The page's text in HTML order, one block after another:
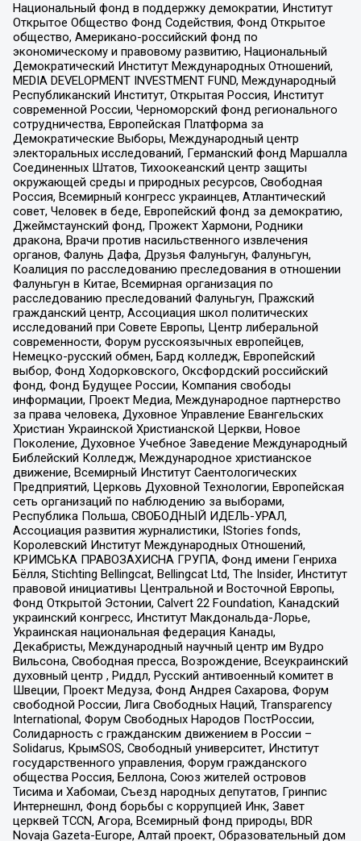
Национальный фонд в поддержку демократии, Институт
Открытое Общество Фонд Содействия, Фонд Открытое
общество, Американо-российский фонд по
экономическому и правовому развитию, Национальный
Демократический Институт Международных Отношений,
MEDIA DEVELOPMENT INVESTMENT FUND, Международный
Республиканский Институт, Открытая Россия, Институт
современной России, Черноморский фонд регионального
сотрудничества, Европейская Платформа за
Демократические Выборы, Международный центр
электоральных исследований, Германский фонд Маршалла
Соединенных Штатов, Тихоокеанский центр защиты
окружающей среды и природных ресурсов, Свободная
Россия, Всемирный конгресс украинцев, Атлантический
совет, Человек в беде, Европейский фонд за демократию,
Джеймстаунский фонд, Прожект Хармони, Родники
дракона, Врачи против насильственного извлечения
органов, Фалунь Дафа, Друзья Фалуньгун, Фалуньгун,
Коалиция по расследованию преследования в отношении
Фалуньгун в Китае, Всемирная организация по
расследованию преследований Фалуньгун, Пражский
гражданский центр, Ассоциация школ политических
исследований при Совете Европы, Центр либеральной
современности, Форум русскоязычных европейцев,
Немецко-русский обмен, Бард колледж, Европейский
выбор, Фонд Ходорковского, Оксфордский российский
фонд, Фонд Будущее России, Компания свободы
информации, Проект Медиа, Международное партнерство
за права человека, Духовное Управление Евангельских
Христиан Украинской Христианской Церкви, Новое
Поколение, Духовное Учебное Заведение Международный
Библейский Колледж, Международное христианское
движение, Всемирный Институт Саентологических
Предприятий, Церковь Духовной Технологии, Европейская
сеть организаций по наблюдению за выборами,
Республика Польша, СВОБОДНЫЙ ИДЕЛЬ-УРАЛ,
Ассоциация развития журналистики, IStories fonds,
Королевский Институт Международных Отношений,
КРИМСЬКА ПРАВОЗАХИСНА ГРУПА, Фонд имени Генриха
Бёлля, Stichting Bellingcat, Bellingcat Ltd, The Insider, Институт
правовой инициативы Центральной и Восточной Европы,
Фонд Открытой Эстонии, Calvert 22 Foundation, Канадский
украинский конгресс, Институт Макдональда-Лорье,
Украинская национальная федерация Канады,
Декабристы, Международный научный центр им Вудро
Вильсона, Свободная пресса, Возрождение, Всеукраинский
духовный центр , Риддл, Русский антивоенный комитет в
Швеции, Проект Медуза, Фонд Андрея Сахарова, Форум
свободной России, Лига Свободных Наций, Transparеncy
International, Форум Свободных Народов ПостРоссии,
Солидарность с гражданским движением в России –
Solidarus, КрымSOS, Свободный университет, Институт
государственного управления, Форум гражданского
общества Россия, Беллона, Союз жителей островов
Тисима и Хабомаи, Съезд народных депутатов, Гринпис
Интернешнл, Фонд борьбы с коррупцией Инк, Завет
церквей TCCN, Агора, Всемирный фонд природы, BDR
Novaja Gazeta-Europe, Алтай проект, Образовательный дом